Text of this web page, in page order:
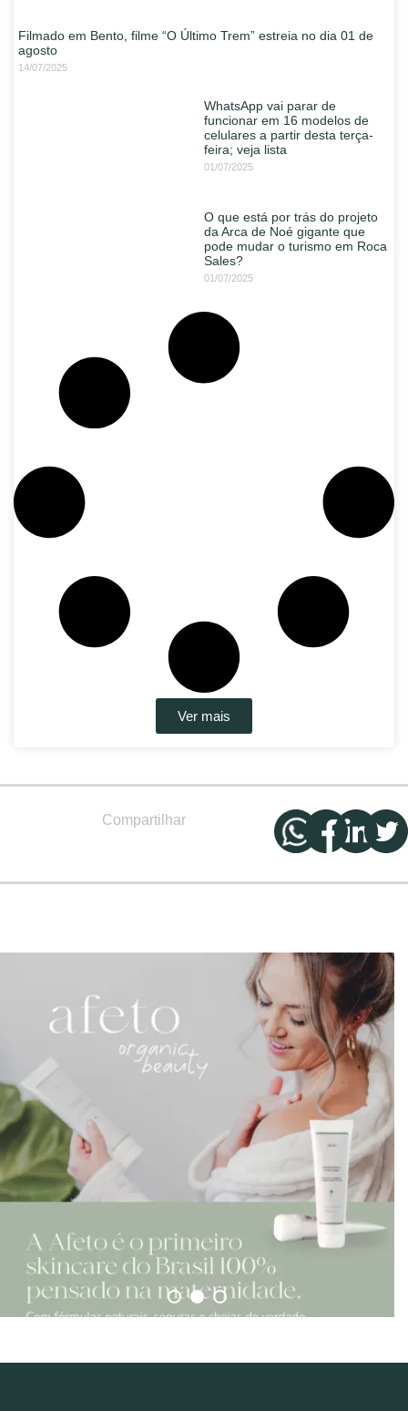
Filmado em Bento, filme “O Último Trem” estreia no dia 01 de
agosto
14/07/2025
WhatsApp vai parar de
funcionar em 16 modelos de
celulares a partir desta terça-
feira; veja lista
01/07/2025
O que está por trás do projeto
da Arca de Noé gigante que
pode mudar o turismo em Roca
Sales?
01/07/2025
Ver mais
Compartilhar